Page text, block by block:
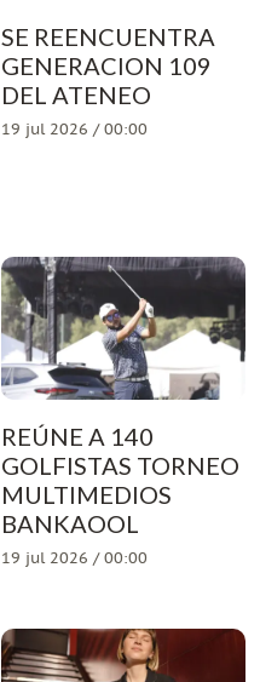
SE REENCUENTRA
GENERACION 109
DEL ATENEO
19 jul 2026 / 00:00
REÚNE A 140
GOLFISTAS TORNEO
MULTIMEDIOS
BANKAOOL
19 jul 2026 / 00:00